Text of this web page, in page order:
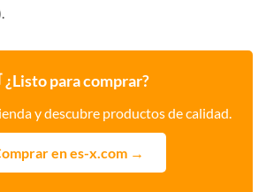
¿Listo para comprar?
y descubre productos de calidad.
en es-x.com →